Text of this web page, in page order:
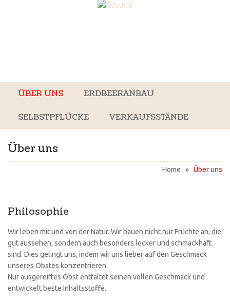
ÜBER UNS ERDBEERANBAU
SELBSTPFLÜCKE VERKAUFSSTÄNDE
Home » Über uns
Über uns
Philosophie
Wir leben mit und von der Natur. Wir bauen nicht nur Früchte an, die
gut aussehen, sondern auch besonders lecker und schmackhaft
sind. Dies gelingt uns, indem wir uns lieber auf den Geschmack
unseres Obstes konzentrieren.
Nur ausgereiftes Obst entfaltet seinen vollen Geschmack und
entwickelt beste Inhaltsstoffe.